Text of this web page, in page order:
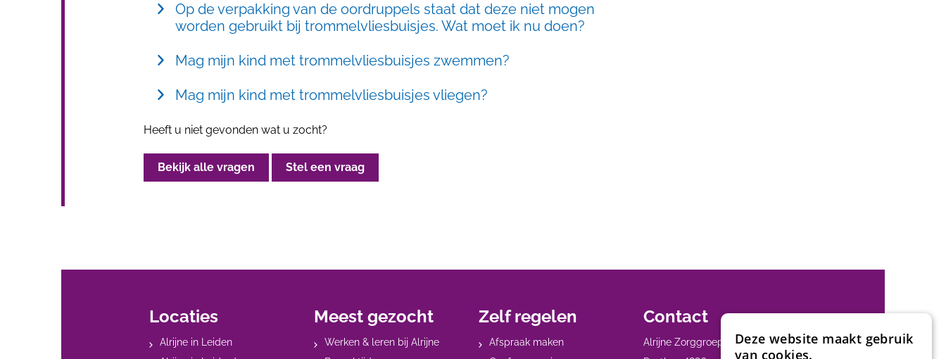
Op de verpakking van de oordruppels staat dat deze niet mogen
worden gebruikt bij trommelvliesbuisjes. Wat moet ik nu doen?
Mag mijn kind met trommelvliesbuisjes zwemmen?
Mag mijn kind met trommelvliesbuisjes vliegen?
Heeft u niet gevonden wat u zocht?
Bekijk alle vragen Stel een vraag
Locaties
Alrijne in Leiden
Meest gezocht
Werken & leren bij Alrijne
Zelf regelen
Afspraak maken
Contact
Alrijne Zorggroep
Deze website maakt gebruik
van cookies.